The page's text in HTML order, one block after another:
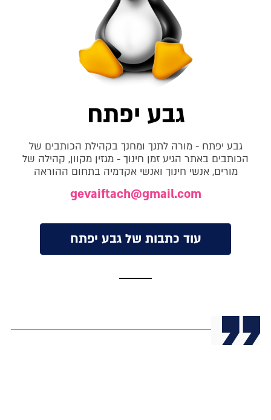
גבע יפתח
גבע יפתח - מורה לתנך ומחנך בקהילת הכותבים של
הכותבים באתר הגיע זמן חינוך - מגזין מקוון, קהילה של
מורים, אנשי חינוך ואנשי אקדמיה בתחום ההוראה
gevaiftach@gmail.com
עוד כתבות של גבע יפתח